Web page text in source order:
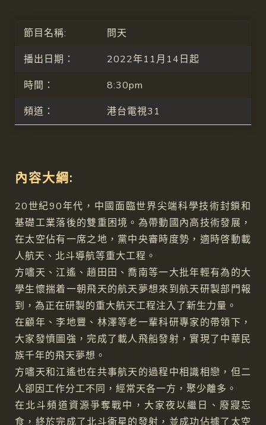
節目名稱:
問天
播出日期：
2022年11月14日起
時間：
8:30pm
頻道：
港台電視31
內容大綱:
20世紀90年代，中國面臨世界尖端科學技術封鎖和
基礎工業落後的雙重困境。為帶動國內高技術發展，
在太空佔有一席之地，黨中央審時度勢，適時啓動載
人航天、北斗導航等重大工程。
方嘯天、江遙、趙田田、喬南等一大批年輕有為的大
學生懷揣着一朝飛天的航天夢想來到航天研製部門報
到，為正在研製的重大航天工程注入了新生力量。
在顧年、李地豐、林澤等老一輩科研專家的帶領下，
大家發憤圖強，完成了載人飛船發射，實現了中華民
族千年的飛天夢想。
方嘯天和江遙也在共事航天的過程中相識相戀，但二
人卻因工作分工不同，經常天各一方，聚少離多。
在北斗頻道資源爭奪戰中，大家夜以繼日、廢寢忘
食，終於完成了北斗衞星的發射，並成功佔據了太空